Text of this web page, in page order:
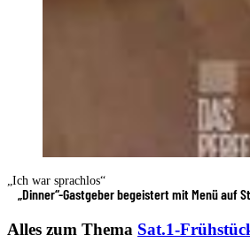
„Ich war sprachlos“
„Dinner“-Gastgeber begeistert mit Menü auf
Alles zum Thema Sat.1-